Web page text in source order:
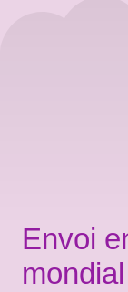
Envoi